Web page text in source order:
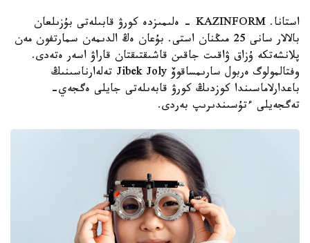
استانا. KAZINFORM - ەلىمىزدە كورۋ قابىلەتى بۇزىلعان
بالالار سانى 25 مىڭنان استى. بۇعان ەڭ الدىمەن سمارتفون مەن
پلانشەتكە ۇزاق ۋاقىت جاقىن قاشىقتىقتان قاراۋ اسەر ەتەدى.
وفتالمولوگ ەربول سارىمساقوۆ Jibek Joly تەلەارناسىنىڭ
باعدارلاماسىندا كوزدىڭ كورۋ قابەىلەتى جايلى ەگجەي-
تەگجەيلى ءتۇسىندىرىپ بەردى.